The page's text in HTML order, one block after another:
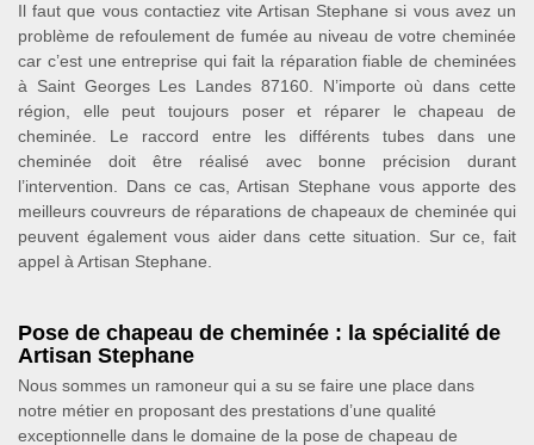
Il faut que vous contactiez vite Artisan Stephane si vous avez un
problème de refoulement de fumée au niveau de votre cheminée
car c’est une entreprise qui fait la réparation fiable de cheminées
à Saint Georges Les Landes 87160. N’importe où dans cette
région, elle peut toujours poser et réparer le chapeau de
cheminée. Le raccord entre les différents tubes dans une
cheminée doit être réalisé avec bonne précision durant
l’intervention. Dans ce cas, Artisan Stephane vous apporte des
meilleurs couvreurs de réparations de chapeaux de cheminée qui
peuvent également vous aider dans cette situation. Sur ce, fait
appel à Artisan Stephane.
Pose de chapeau de cheminée : la spécialité de
Artisan Stephane
Nous sommes un ramoneur qui a su se faire une place dans
notre métier en proposant des prestations d’une qualité
exceptionnelle dans le domaine de la pose de chapeau de